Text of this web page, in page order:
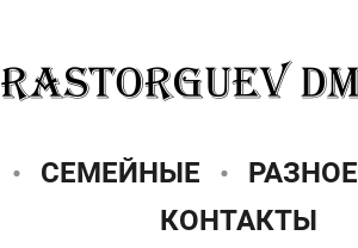
СЕМЕЙНЫЕ РАЗНОЕ
КОНТАКТЫ